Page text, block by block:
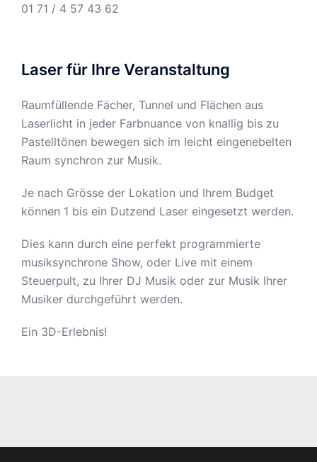
01 71 / 4 57 43 62
Laser für Ihre Veranstaltung
Raumfüllende Fächer, Tunnel und Flächen aus
Laserlicht in jeder Farbnuance von knallig bis zu
Pastelltönen bewegen sich im leicht eingenebelten
Raum synchron zur Musik.
Je nach Grösse der Lokation und Ihrem Budget
können 1 bis ein Dutzend Laser eingesetzt werden.
Dies kann durch eine perfekt programmierte
musiksynchrone Show, oder Live mit einem
Steuerpult, zu Ihrer DJ Musik oder zur Musik Ihrer
Musiker durchgeführt werden.
Ein 3D-Erlebnis!